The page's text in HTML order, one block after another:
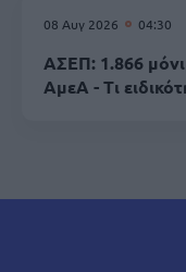
08 Αυγ 2026 04:30
ΑΣΕΠ: 1.866
ΑμεΑ - Τι